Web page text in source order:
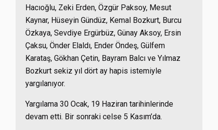
Hacıoğlu, Zeki Erden, Özgür Paksoy, Mesut
Kaynar, Hüseyin Gündüz, Kemal Bozkurt, Burcu
Özkaya, Sevdiye Ergürbüz, Günay Aksoy, Ersin
Çaksu, Önder Elaldı, Ender Öndeş, Gülfem
Karataş, Gökhan Çetin, Bayram Balcı ve Yılmaz
Bozkurt sekiz yıl dört ay hapis istemiyle
yargılanıyor.
Yargılama 30 Ocak, 19 Haziran tarihinlerinde
devam etti. Bir sonraki celse 5 Kasım’da.